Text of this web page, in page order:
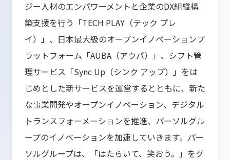
ジー人材のエンパワーメントと企業のDX組織構
築支援を行う「TECH PLAY（テック プレ
イ）」、日本最大級のオープンイノベーションプ
ラットフォーム「AUBA（アウバ）」、シフト管
理サービス「Sync Up（シンク アップ）」をは
じめとした新サービスを運営するとともに、新た
な事業開発やオープンイノベーション、デジタル
トランスフォーメーションを推進、パーソルグル
ープのイノベーションを加速していきます。パー
ソルグループは、「はたらいて、笑おう。」をグ